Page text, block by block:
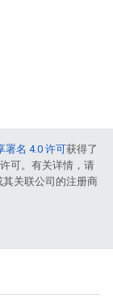
署名 4.0 许可获得了
可。有关详情，请
其关联公司的注册商